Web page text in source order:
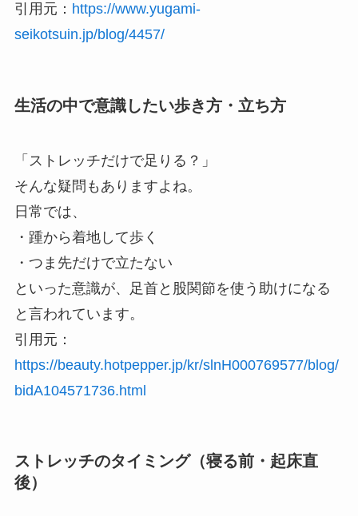
引用元： https://www.yugami-
seikotsuin.jp/blog/4457/
生活の中で意識したい歩き方・立ち方
「ストレッチだけで足りる？」
そんな疑問もありますよね。
日常では、
・踵から着地して歩く
・つま先だけで立たない
といった意識が、足首と股関節を使う助けになる
と言われています。
引用元：
https://beauty.hotpepper.jp/kr/slnH000769577/blog/
bidA104571736.html
ストレッチのタイミング（寝る前・起床直
後）